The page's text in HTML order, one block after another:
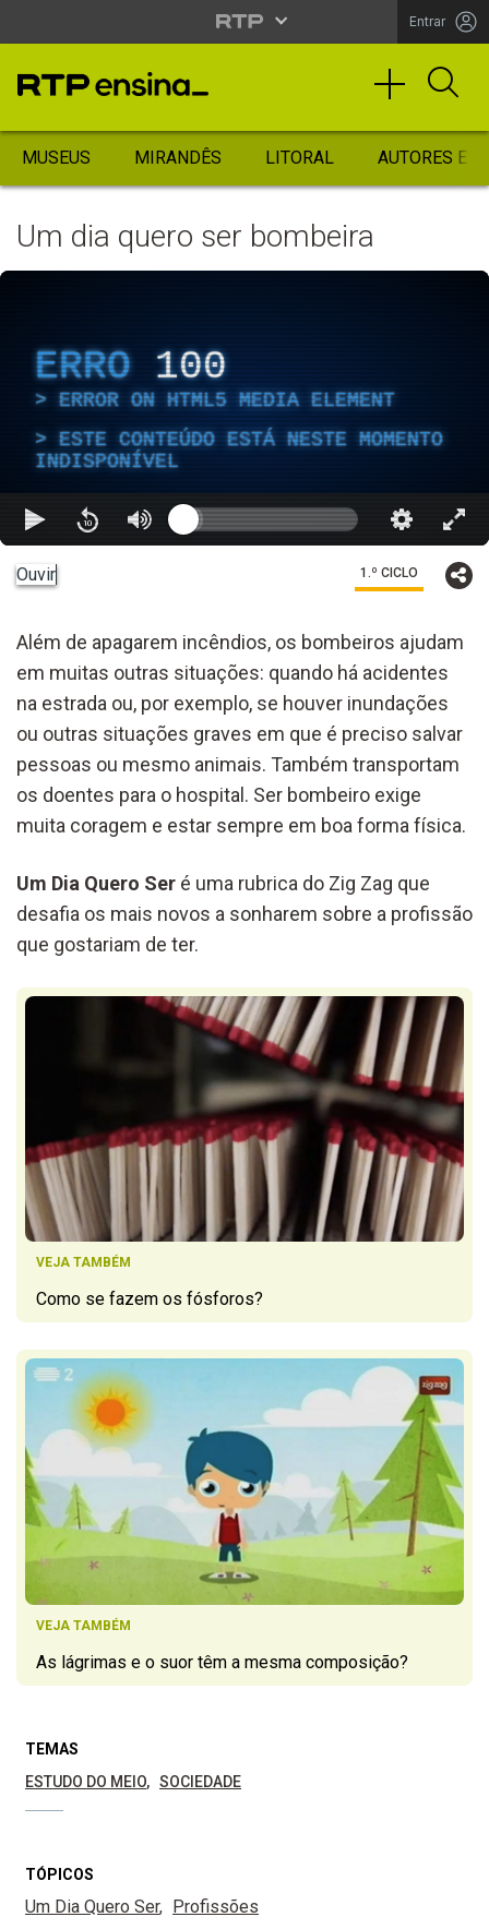
Entrar
MUSEUS MIRANDÊS LITORAL AUTORES
Um dia quero ser bombeira
ERRO 100
ERROR ON HTML5 MEDIA ELEMENT
ESTE CONTEÚDO ESTÁ NESTE MOMENTO
INDISPONÍVEL
Ouvir 1.º CICLO
Além de apagarem incêndios, os bombeiros ajudam
em muitas outras situações: quando há acidentes
na estrada ou, por exemplo, se houver inundações
ou outras situações graves em que é preciso salvar
pessoas ou mesmo animais. Também transportam
os doentes para o hospital. Ser bombeiro exige
muita coragem e estar sempre em boa forma física.
Um Dia Quero Ser é uma rubrica do Zig Zag que
desafia os mais novos a sonharem sobre a profissão
que gostariam de ter.
VEJA TAMBÉM
Como se fazem os fósforos?
VEJA TAMBÉM
As lágrimas e o suor têm a mesma composição?
TEMAS
ESTUDO DO MEIO
SOCIEDADE
TÓPICOS
Um Dia Quero Ser Profissões